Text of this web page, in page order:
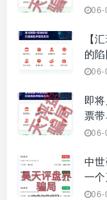
06-
【
的
06-
即
票
06-
中
一
06-